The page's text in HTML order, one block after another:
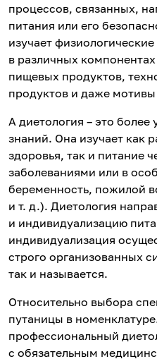
процессов, связанных,
питания или его
изучает
в различных
пищевых продуктов,
продуктов и даже
А диетология – это более
знаний. Она изучает как
здоровья, так и питание
заболеваниями или в
беременность, пожилой
и т. д.). Диетология
и индивидуализацию
индивидуализация
строго организованных
так и называется.
Относительно выбора
путаницы в
профессиональный
с обязательным